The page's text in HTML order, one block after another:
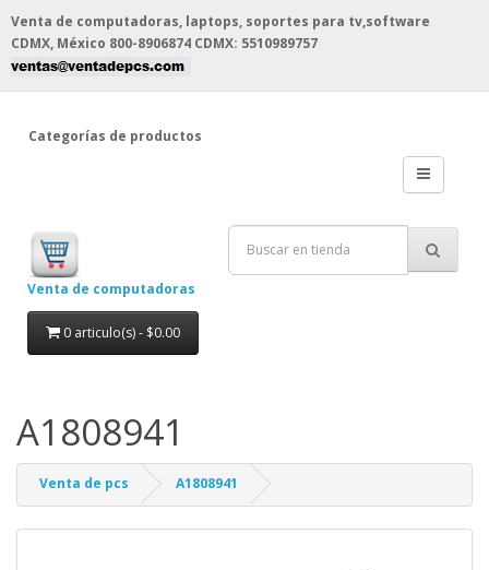
Venta de computadoras, laptops, soportes para tv,software
CDMX, México 800-8906874 CDMX: 5510989757
Categorías de productos
Venta de computadoras
0 articulo(s) - $0.00
A1808941
Venta de pcs A1808941